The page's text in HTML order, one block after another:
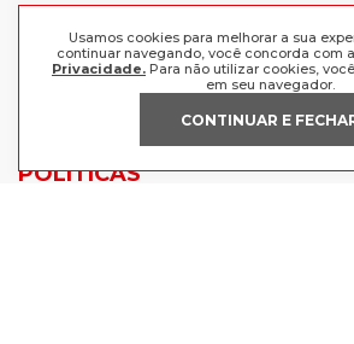
Usamos cookies para melhorar a sua
continuar navegando, você concorda com
Privacidade. Para não utilizar cookies,
em seu navegador.
CONTINUAR E
lojas, ou receba em casa comprando as
Frete grátis a partir de R$199 para o Sul e
INSTITUCIONAL
Nossas Lojas
POLÍTICAS